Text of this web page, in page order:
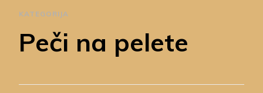
KATEGORIJA
Peči na pelete